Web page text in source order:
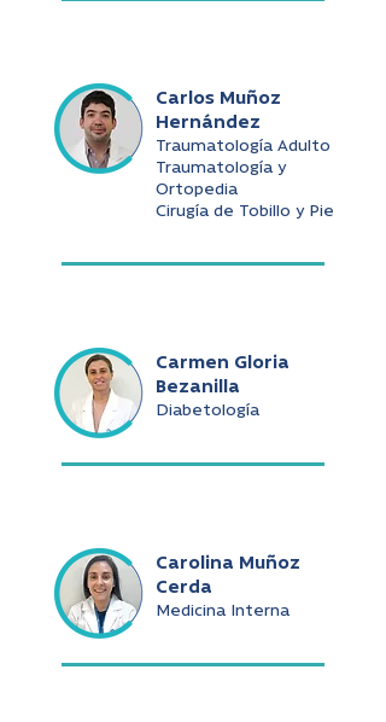
Carlos Muñoz
Hernández
Traumatología Adulto
Traumatología y
Ortopedia
Cirugía de Tobillo y Pie
Carmen Gloria
Bezanilla
Diabetología
Carolina Muñoz
Cerda
Medicina Interna